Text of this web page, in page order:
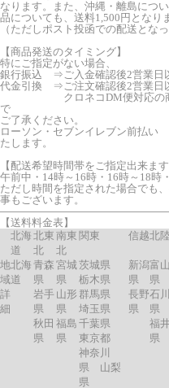
なります。また、沖縄・離島につ
品についても、送料1,500円となり
（ただしポスト投函での配送とな
【商品発送のタイミング】
特にご指定がない場合、
銀行振込 ⇒ご入金確認後2営業日
代金引換 ⇒ご注文確認後2営業日
クロネコDM便対応の商品
で
ご了承ください。
ローソン・セブンイレブン前払
たします。
【配送希望時間帯をご指定出来ます
午前中・14時～16時・16時～18時
ただし時間を指定された場合でも
事もございます。
【送料料金表】
北海
道
北東
北
南東
北
関東 信越北陸
地
域
詳
細
北海
道
青森
県
岩手
県
秋田
県
宮城
県
山形
県
福島
県
茨城県
栃木県
群馬県
埼玉県
千葉県
東京都
神奈川
県 山梨
県
新潟
県
長野
県
富山
県
石川
県
福
県